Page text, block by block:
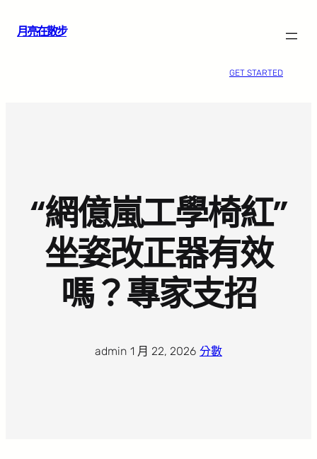
月亮在散步
GET STARTED
“網億嵐工學椅紅”
坐姿改正器有效
嗎？專家支招
admin 1 月 22, 2026 分數